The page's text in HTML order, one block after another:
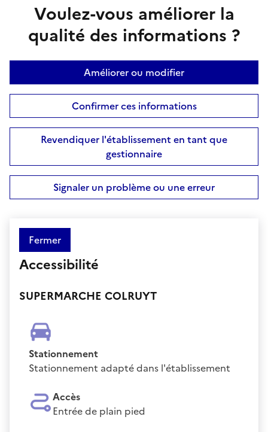
Voulez-vous améliorer la
qualité des informations ?
Améliorer ou modifier
Confirmer ces informations
Revendiquer l'établissement en tant que
gestionnaire
Signaler un problème ou une erreur
Fermer
Accessibilité
SUPERMARCHE COLRUYT
Stationnement
Stationnement adapté dans l'établissement
Accès
Entrée de plain pied